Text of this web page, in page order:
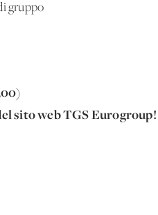
gruppo
sito web TGS Eurogroup!